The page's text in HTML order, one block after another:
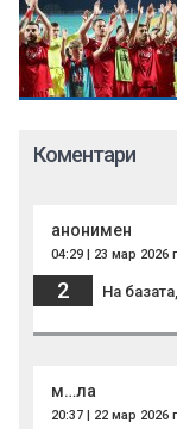
Коментари
анонимен
04:29 | 23 мар 2026
2 На
м…ла
20:37 | 22 мар 2026